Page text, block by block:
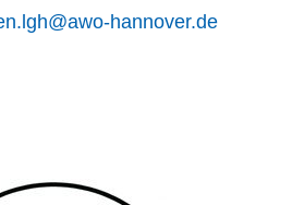
hannover.de